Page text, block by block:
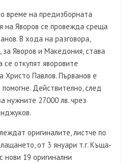
време на предизборната
на Яворов се провежда среща
В хода на разговора,
за Яворов и Македония, става
откупят яворовите
Христо Павлов. Първанов е
Действително, след
нужните 27000 лв. чрез
оригиналите, листче по
от 3 януари т.г. Къща-
нови 19 оригинални